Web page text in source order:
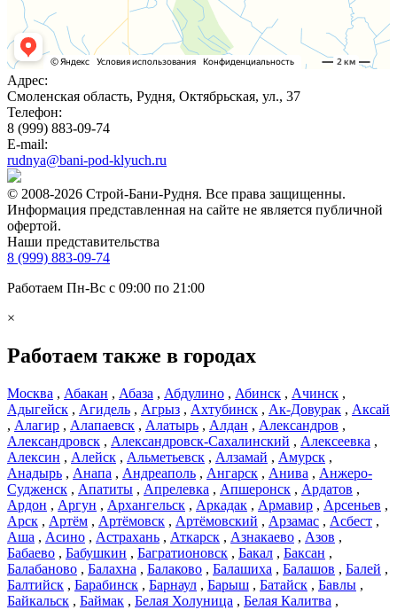
Адрес:
Смоленская область, Рудня, Октябрьская, ул., 37
Телефон:
8 (999) 883-09-74
E-mail:
rudnya@bani-pod-klyuch.ru
© 2008-2026 Строй-Бани-Рудня. Все права защищенны.
Информация представленная на сайте не является публичной
офертой.
Наши представительства
8 (999) 883-09-74
Работаем Пн-Вс с 09:00 по 21:00
×
Работаем также в городах
Москва , Абакан , Абаза , Абдулино , Абинск , Ачинск ,
Адыгейск , Агидель , Агрыз , Ахтубинск , Ак-Довурак , Аксай
, Алагир , Алапаевск , Алатырь , Алдан , Александров ,
Александровск , Александровск-Сахалинский , Алексеевка ,
Алексин , Алейск , Альметьевск , Алзамай , Амурск ,
Анадырь , Анапа , Андреаполь , Ангарск , Анива , Анжеро-
Судженск , Апатиты , Апрелевка , Апшеронск , Ардатов ,
Ардон , Аргун , Архангельск , Аркадак , Армавир , Арсеньев ,
Арск , Артём , Артёмовск , Артёмовский , Арзамас , Асбест ,
Аша , Асино , Астрахань , Аткарск , Азнакаево , Азов ,
Бабаево , Бабушкин , Багратионовск , Бакал , Баксан ,
Балабаново , Балахна , Балаково , Балашиха , Балашов , Балей ,
Балтийск , Барабинск , Барнаул , Барыш , Батайск , Бавлы ,
Байкальск , Баймак , Белая Холуница , Белая Калитва ,